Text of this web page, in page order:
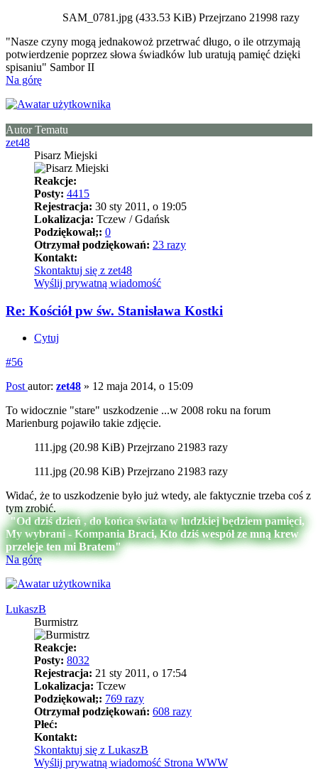
SAM_0781.jpg (433.53 KiB) Przejrzano 21998 razy
"Nasze czyny mogą jednakowoż przetrwać długo, o ile otrzymają
potwierdzenie poprzez słowa świadków lub uratują pamięć dzięki
spisaniu" Sambor II
Na górę
Autor Tematu
zet48
Pisarz Miejski
Reakcje:
Posty: 4415
Rejestracja: 30 sty 2011, o 19:05
Lokalizacja: Tczew / Gdańsk
Podziękował;: 0
Otrzymał podziękowań: 23 razy
Kontakt:
Skontaktuj się z zet48
Wyślij prywatną wiadomość
Re: Kościół pw św. Stanisława Kostki
Cytuj
#56
Post autor: zet48 » 12 maja 2014, o 15:09
To widocznie "stare" uszkodzenie ...w 2008 roku na forum
Marienburg pojawiło takie zdjęcie.
111.jpg (20.98 KiB) Przejrzano 21983 razy
111.jpg (20.98 KiB) Przejrzano 21983 razy
Widać, że to uszkodzenie było już wtedy, ale faktycznie trzeba coś z
tym zrobić.
"Od dziś dzień , do końca świata w ludzkiej będziem pamięci,
My wybrani - Kompania Braci, Kto dziś wespół ze mną krew
przeleje ten mi Bratem"
Na górę
LukaszB
Burmistrz
Reakcje:
Posty: 8032
Rejestracja: 21 sty 2011, o 17:54
Lokalizacja: Tczew
Podziękował;: 769 razy
Otrzymał podziękowań: 608 razy
Płeć:
Kontakt:
Skontaktuj się z LukaszB
Wyślij prywatną wiadomość Strona WWW